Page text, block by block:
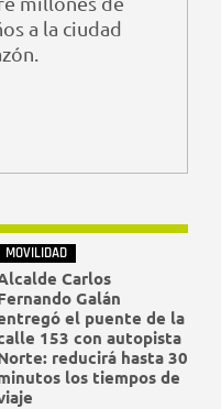
a la ciudad
MOVILIDAD
Carlos
Galán
el puente de la
153 con autopista
reducirá hasta 30
los tiempos de